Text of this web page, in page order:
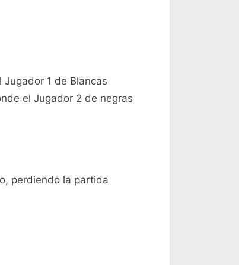
1 de Blancas
el Jugador 2 de negras
perdiendo la partida